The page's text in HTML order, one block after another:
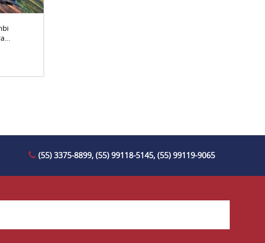
(55) 3375-8899, (55) 99118-5145, (55) 99119-9065